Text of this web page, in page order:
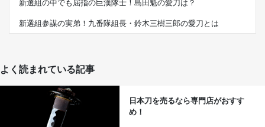
新選組参謀の実弟！九番隊組長・鈴木三樹三郎の愛刀とは
よく読まれている記事
日本刀を売るなら専門店がおすす
め！